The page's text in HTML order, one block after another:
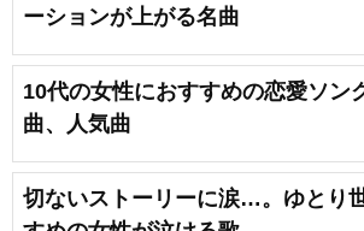
ーションが上がる名曲
10代の女性におすすめの恋愛ソン
曲、人気曲
切ないストーリーに涙…。ゆとり